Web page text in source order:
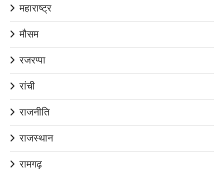
महाराष्ट्र
मौसम
रजरप्पा
रांची
राजनीति
राजस्थान
रामगढ़